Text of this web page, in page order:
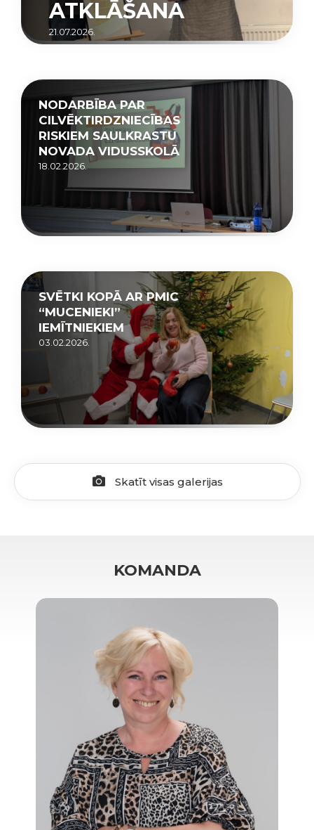
ATKLĀŠANA
21.07.2026.
NODARBĪBA PAR
CILVĒKTIRDZNIECĪBAS
RISKIEM SAULKRASTU
NOVADA VIDUSSKOLĀ
18.02.2026.
SVĒTKI KOPĀ AR PMIC
“MUCENIEKI”
IEMĪTNIEKIEM
03.02.2026.
Skatīt visas galerijas
KOMANDA